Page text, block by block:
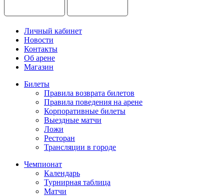
Личный кабинет
Новости
Контакты
Об арене
Магазин
Билеты
Правила возврата билетов
Правила поведения на арене
Корпоративные билеты
Выездные матчи
Ложи
Ресторан
Трансляции в городе
Чемпионат
Календарь
Турнирная таблица
Матчи